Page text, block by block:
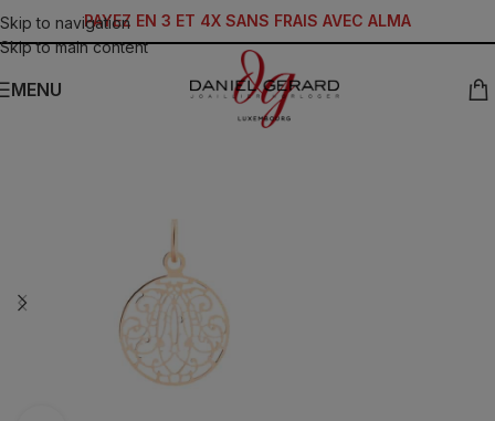
Skip to navigation
Skip to main content
PAYEZ EN 3 ET 4X SANS FRAIS AVEC ALMA
MENU